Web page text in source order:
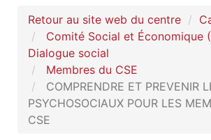
Retour au site web du centre
Comité Social et Économique
Dialogue social
Membres du CSE
COMPRENDRE ET PREVENIR
PSYCHOSOCIAUX POUR LES
CSE